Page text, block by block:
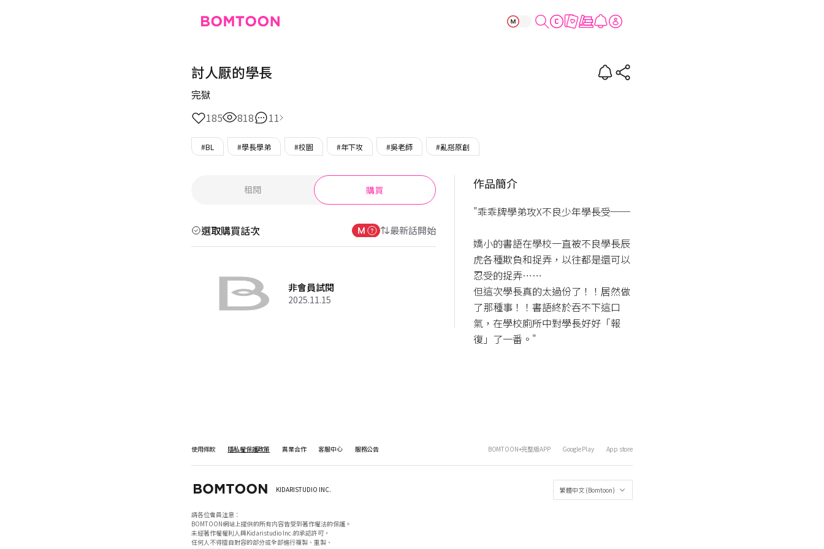
討人厭的學長
討人厭的學長
完獄
185
818 11
#BL #學長學弟 #校園 #年下攻 #吳老師 #亂搭原創
租閱 購買
選取購買話次 最新話開始
非會員試閱
2025.11.15
作品簡介
"乖乖牌學弟攻X不良少年學長受──
嬌小的書語在學校一直被不良學長辰
虎各種欺負和捉弄，以往都是還可以
忍受的捉弄……
但這次學長真的太過份了！！居然做
了那種事！！書語終於吞不下這口
氣，在學校廁所中對學長好好「報
復」了一番。"
使用條款 隱私權保護政策 異業合作 客服中心 服務公告 BOMTOON+完整版APP Google Play App store
繁體中文 (Bomtoon)
KIDARISTUDIO INC.
請各位會員注意：
BOMTOON網站上提供的所有内容皆受到著作權法的保護。
未經著作權權利人與Kidaristudio Inc.的承認許可，
任何人不得擅自對容的部分或全部進行複製、重製、